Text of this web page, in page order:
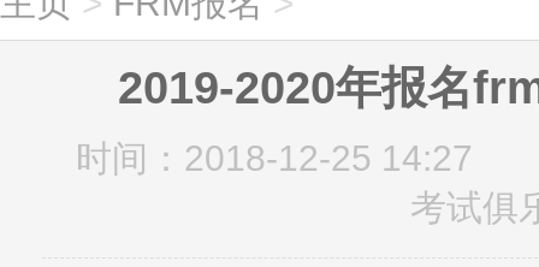
2019-2020年报名
时间：2018-12-25 14:27
考试俱